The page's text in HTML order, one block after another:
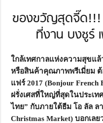
ของขวัญสุดจี๊ด!!!
ที่งาน บงชูร์
ใกล้เทศกาลแห่งความสุขแ
หรือสินค้าคุณภาพพรีเมี่ยม
แฟร์ 2017 (Bonjour
ฝรั่งเศสที่ใหญ่ที่สุดในประเท
ไทย” กับภายใต้ธีม โอ ลัล ล
Christmas Market) บอกเ